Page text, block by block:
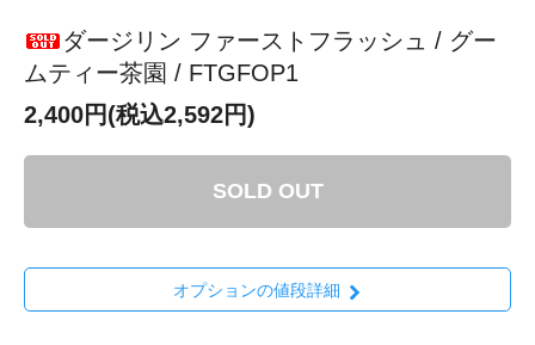
ダージリン ファーストフラッシュ / グー
ムティー茶園 / FTGFOP1
2,400円(税込2,592円)
SOLD OUT
オプションの値段詳細